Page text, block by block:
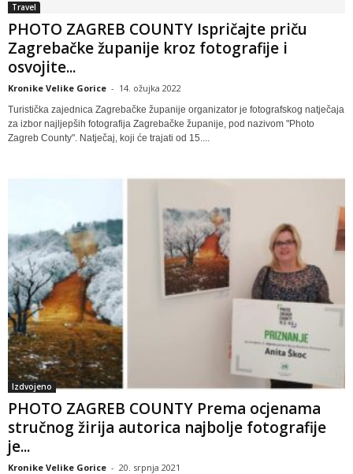
Travel
PHOTO ZAGREB COUNTY Ispričajte priču
Zagrebačke županije kroz fotografije i
osvojite...
Kronike Velike Gorice - 14. ožujka 2022
Turistička zajednica Zagrebačke županije organizator je fotografskog natječaja
za izbor najljepših fotografija Zagrebačke županije, pod nazivom "Photo
Zagreb County". Natječaj, koji će trajati od 15....
Izdvojeno
PHOTO ZAGREB COUNTY Prema ocjenama
stručnog žirija autorica najbolje fotografije
je...
Kronike Velike Gorice - 20. srpnja 2021